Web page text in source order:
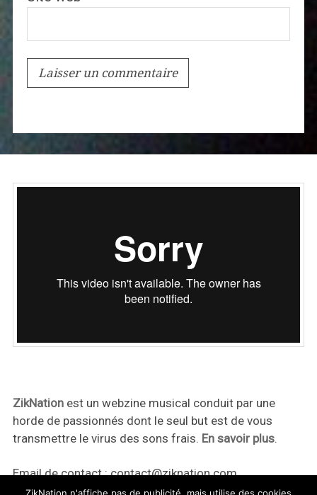
ZikNationest un webzine musical conduit par une
horde de passionnés dont le seul but est de vous
transmettre le virus des sons frais. En savoir plus.
Email de contact :contact@ziknation.com